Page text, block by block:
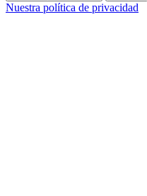
Nuestra política de privacidad